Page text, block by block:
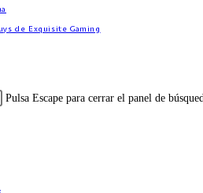
de Exquisite Gaming
Pulsa Escape para cerrar el panel de